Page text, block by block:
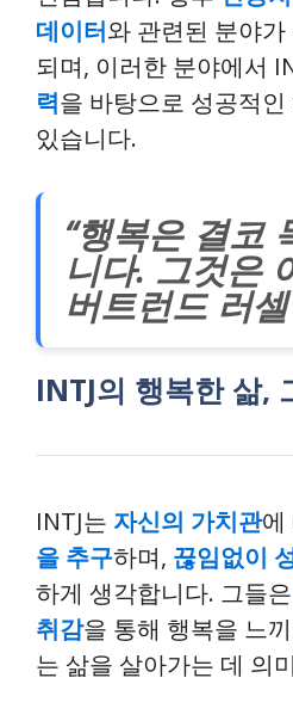
데이터와 관련된 분야
되며, 이러한 분야에서
력을 바탕으로 성공적
있습니다.
“행복은 결코
니다. 그것은
버트런드 러셀
INTJ의 행복한 삶,
INTJ는 자신의 가치관에
을 추구하며, 끊임없이
하게 생각합니다. 그들은
취감을 통해 행복을 느
는 삶을 살아가는 데 의